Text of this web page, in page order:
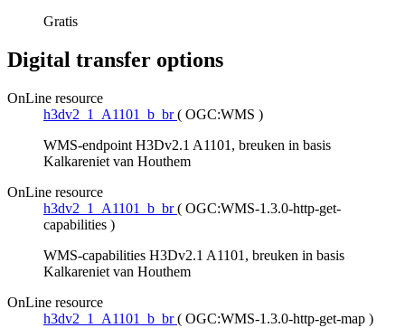
Gratis
Digital transfer options
OnLine resource
h3dv2_1_A1101_b_br ( OGC:WMS )
WMS-endpoint H3Dv2.1 A1101, breuken in basis
Kalkareniet van Houthem
OnLine resource
h3dv2_1_A1101_b_br ( OGC:WMS-1.3.0-http-get-
capabilities )
WMS-capabilities H3Dv2.1 A1101, breuken in basis
Kalkareniet van Houthem
OnLine resource
h3dv2_1_A1101_b_br ( OGC:WMS-1.3.0-http-get-map )